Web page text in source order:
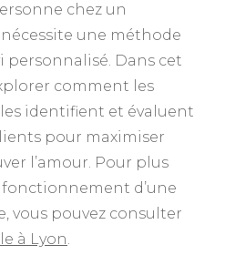
chez un
une méthode
personnalisé. Dans cet
comment les
identifient et évaluent
pour maximiser
l’amour. Pour plus
d’une
vous pouvez consulter
à Lyon.